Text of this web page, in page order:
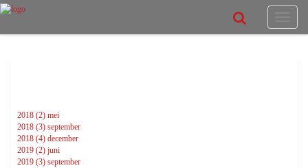
2018 (2) mei
2018 (3) september
2018 (4) december
2019 (2) juni
2019 (3) september